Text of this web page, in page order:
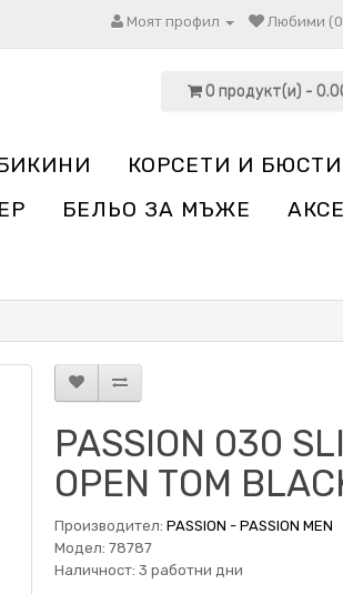
Моят профил Любими
0 продукт(и) -
КОРСЕТИ И
БЕЛЬО ЗА МЪЖЕ
PASSION 030
OPEN TOM
Производител: PASSION - PASSION MEN
Модел: 78787
Наличност: 3 работни дни